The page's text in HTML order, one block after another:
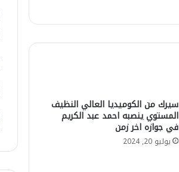
سيرك من الكوميديا العالي النظيف
المستوي ينصبه احمد عبد الكريم
في جوازه اخر زمن
يوليو 20, 2024